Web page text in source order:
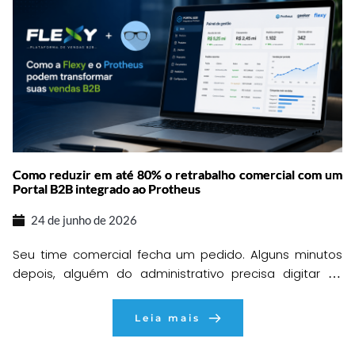
produção. À primeira vista parece uma tarefa […]
Como reduzir em até 80% o retrabalho comercial com um
Portal B2B integrado ao Protheus
24 de junho de 2026
Seu time comercial fecha um pedido. Alguns minutos
depois, alguém do administrativo precisa digitar as
confere estoque, preços, condições comerciais e
Leia mais